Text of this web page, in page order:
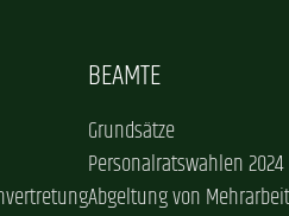
BEAMTE
Grundsätze
Personalratswahlen 2024
Abgeltung von Mehrarbeit